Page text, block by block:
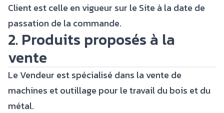
Client est celle en vigueur sur le Site à la date de
passation de la commande.
2. Produits proposés à la
vente
Le Vendeur est spécialisé dans la vente de
machines et outillage pour le travail du bois et du
métal.